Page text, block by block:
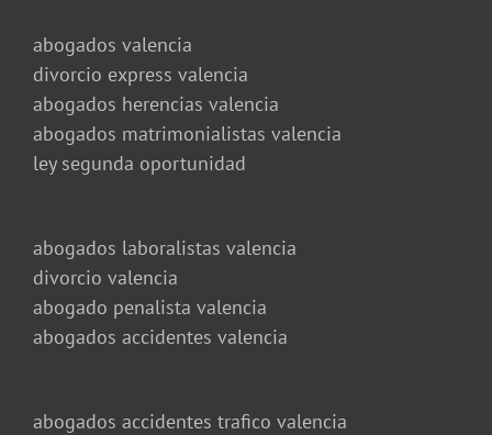
abogados valencia
divorcio express valencia
abogados herencias valencia
abogados matrimonialistas valencia
ley segunda oportunidad
abogados laboralistas valencia
divorcio valencia
abogado penalista valencia
abogados accidentes valencia
abogados accidentes trafico valencia